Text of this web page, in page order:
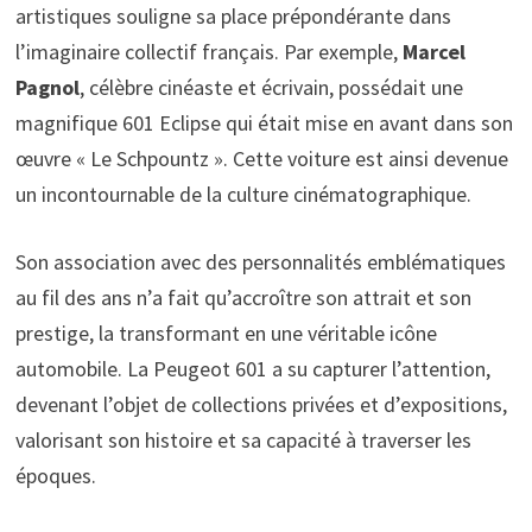
artistiques souligne sa place prépondérante dans
l’imaginaire collectif français. Par exemple, Marcel
Pagnol, célèbre cinéaste et écrivain, possédait une
magnifique 601 Eclipse qui était mise en avant dans son
œuvre « Le Schpountz ». Cette voiture est ainsi devenue
un incontournable de la culture cinématographique.
Son association avec des personnalités emblématiques
au fil des ans n’a fait qu’accroître son attrait et son
prestige, la transformant en une véritable icône
automobile. La Peugeot 601 a su capturer l’attention,
devenant l’objet de collections privées et d’expositions,
valorisant son histoire et sa capacité à traverser les
époques.